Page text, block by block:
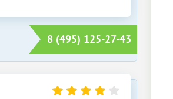
8 (495) 125-27-43